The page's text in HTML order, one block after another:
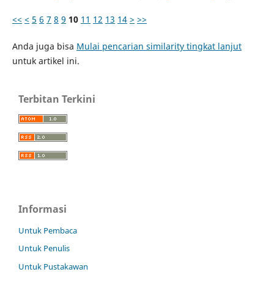
<< < 5 6 7 8 9 10 11 12 13 14 > >>
Anda juga bisa Mulai pencarian similarity tingkat lanjut
untuk artikel ini.
Terbitan Terkini
Informasi
Untuk Pembaca
Untuk Penulis
Untuk Pustakawan